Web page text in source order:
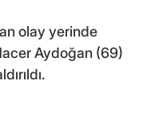
olay yerinde
Aydoğan (69)